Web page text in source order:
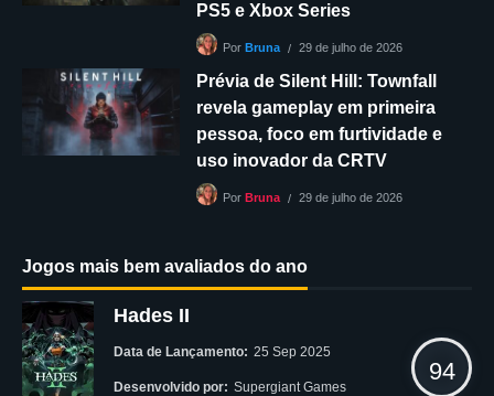
PS5 e Xbox Series
Por Bruna 29 de julho de 2026
Prévia de Silent Hill: Townfall
revela gameplay em primeira
pessoa, foco em furtividade e
uso inovador da CRTV
Por Bruna 29 de julho de 2026
Jogos mais bem avaliados do ano
Hades II
Data de Lançamento: 25 Sep 2025
Desenvolvido por: Supergiant Games
94